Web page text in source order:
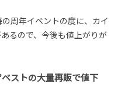
周年イベントの度に、カイ
るので、今後も値上がりが
ベストの大量再販で値下